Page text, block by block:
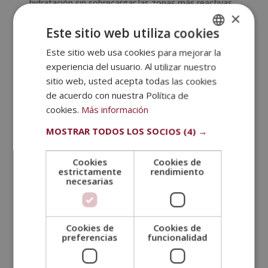
hidratación sin sobrecargar las zonas más reactivas
al sebo. La niacinamida, en particular, ha consolidado
su posición como uno de los activos más versátiles
refuerza la barrera cutánea y tiene un perfil de
tolerancia excelente incluso en pieles sensibles.
Incorporar un sérum convitamina Cpor las
mañanas y un retinoide suave en la rutina nocturna,
progresivamente, completa una rutina de cuidado
facial para piel mixta paso a paso que trabaja tanto
en la superficie como en la renovación celular
profunda.
Te puede interesar:
¿Qué es un peeling facial y para qué sirve?
SPANISH
PORTUGUESE
×
Este sitio web utiliza cookies
Este sitio web usa cookies para mejorar la
experiencia del usuario. Al utilizar nuestro
sitio web, usted acepta todas las cookies
de acuerdo con nuestra Política de
cookies. Más información
MOSTRAR TODOS LOS SOCIOS (4) →
Cookies
estrictamente
necesarias
Cookies de
rendimiento
Cookies de
preferencias
Cookies de
funcionalidad